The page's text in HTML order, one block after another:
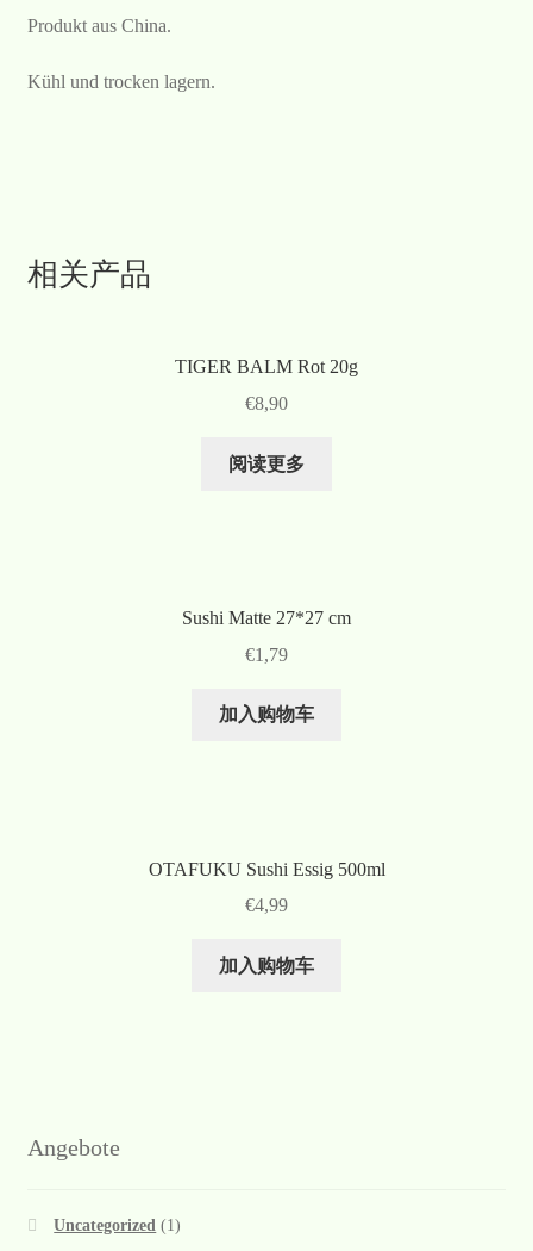
Produkt aus China.
Kühl und trocken lagern.
相关产品
TIGER BALM Rot 20g
€8,90
阅读更多
Sushi Matte 27*27 cm
€1,79
加入购物车
OTAFUKU Sushi Essig 500ml
€4,99
加入购物车
Angebote
Uncategorized (1)